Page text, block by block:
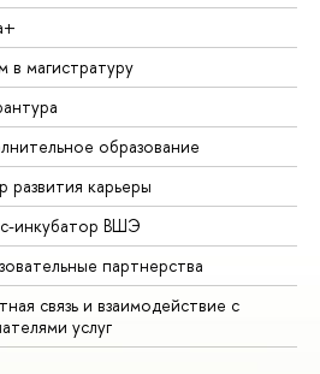
в магистратуру
образование
развития карьеры
инкубатор ВШЭ
партнерства
связь и взаимодействие с
услуг